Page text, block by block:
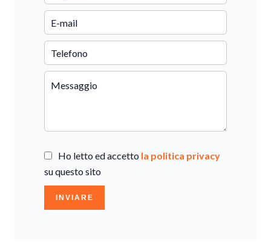
Ho letto ed accetto la politica privacy
su questo sito
INVIARE